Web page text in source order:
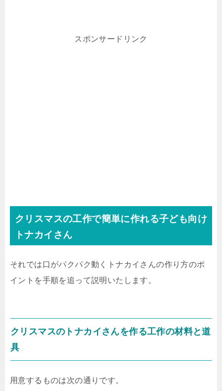
スポンサードリンク
クリスマスの工作で簡単に作れる子ども向け
トナカイさん
それでは口がパクパク動くトナカイさんの作り方のポ
イントを手順を追って説明いたします。
クリスマスのトナカイさんを作る工作の材料と道
具
用意するものは次の通りです。